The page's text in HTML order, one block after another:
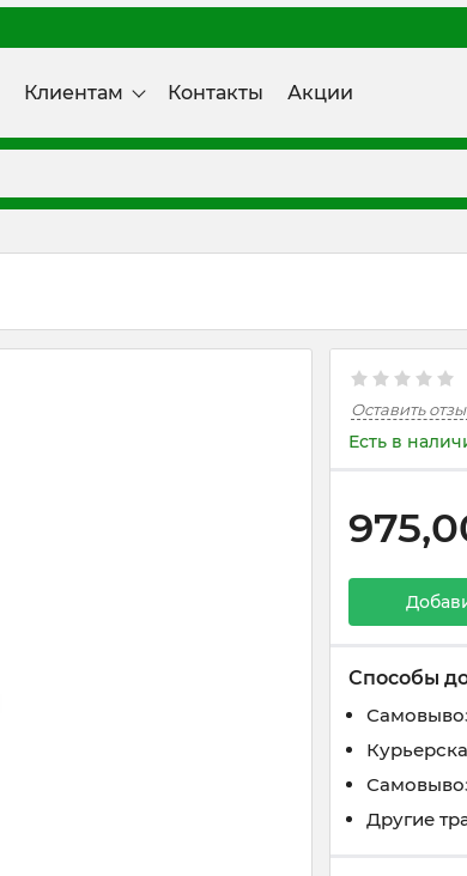
Клиентам Контакты Акции
Оставить
Есть в
Способы
Другие